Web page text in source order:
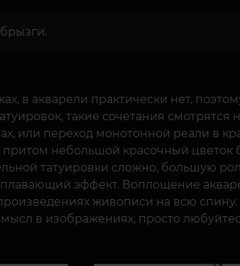
в акварели практически нет,
такие сочетания
или переход монотонной реали в
небольшой красочный цветок
татуировки сложно, большую
плавающий эффект. Воплощение
живописи на всю
в изображениях, просто